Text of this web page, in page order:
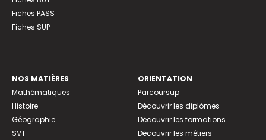
Fiches PASS
Fiches SUP
NOS MATIÈRES
Mathématiques
Histoire
Géographie
SVT
ORIENTATION
Parcoursup
Découvrir les diplômes
Découvrir les formations
Découvrir les métiers